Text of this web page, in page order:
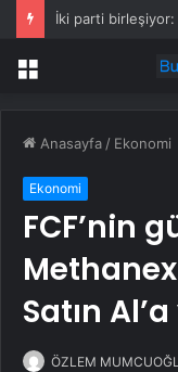
İki parti birleşiyor:
Menü
Anasayfa / Ekonomi
Ekonomi
FCF’nin
Satın
ÖZLEM